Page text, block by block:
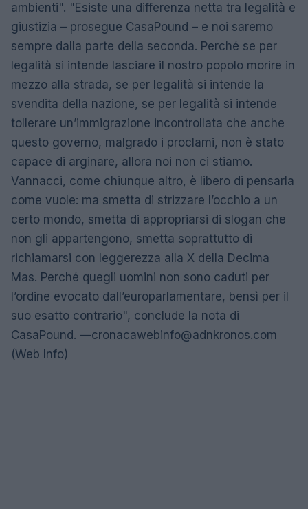
ambienti". "Esiste una differenza netta tra legalità e
giustizia – prosegue CasaPound – e noi saremo
sempre dalla parte della seconda. Perché se per
legalità si intende lasciare il nostro popolo morire in
mezzo alla strada, se per legalità si intende la
svendita della nazione, se per legalità si intende
tollerare un’immigrazione incontrollata che anche
questo governo, malgrado i proclami, non è stato
capace di arginare, allora noi non ci stiamo.
Vannacci, come chiunque altro, è libero di pensarla
come vuole: ma smetta di strizzare l’occhio a un
certo mondo, smetta di appropriarsi di slogan che
non gli appartengono, smetta soprattutto di
richiamarsi con leggerezza alla X della Decima
Mas. Perché quegli uomini non sono caduti per
l’ordine evocato dall’europarlamentare, bensì per il
suo esatto contrario", conclude la nota di
CasaPound. —cronacawebinfo@adnkronos.com
(Web Info)